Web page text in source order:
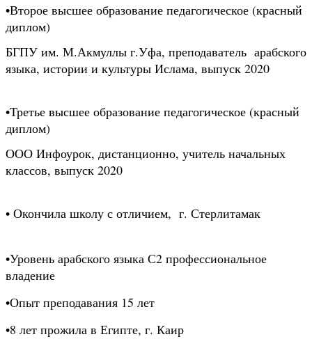
•Второе высшее образование педагогическое (красный
диплом)
БГПУ им. М.Акмуллы г.Уфа, преподаватель  арабского
языка, истории и культуры Ислама, выпуск 2020
•Третье высшее образование педагогическое (красный
диплом)
ООО Инфоурок, дистанционно, учитель начальных
классов, выпуск 2020
• Окончила школу с отличием,  г. Стерлитамак
•Уровень арабского языка С2 профессиональное
владение
•Опыт преподавания 15 лет
•8 лет прожила в Египте, г. Каир